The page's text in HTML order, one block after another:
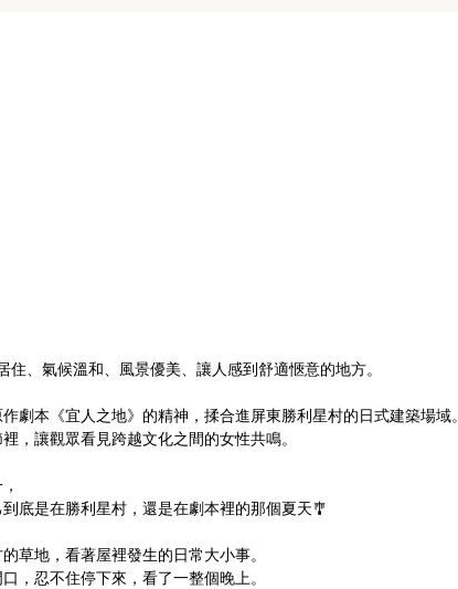
住、氣候溫和、風景優美、讓人感到舒適愜意的地方。
劇本《宜人之地》的精神，揉合進屏東勝利星村的日式建築場域。
，讓觀眾看見跨越文化之間的女性共鳴。
底是在勝利星村，還是在劇本裡的那個夏天🎐
草地，看著屋裡發生的日常大小事。
，忍不住停下來，看了一整個晚上。